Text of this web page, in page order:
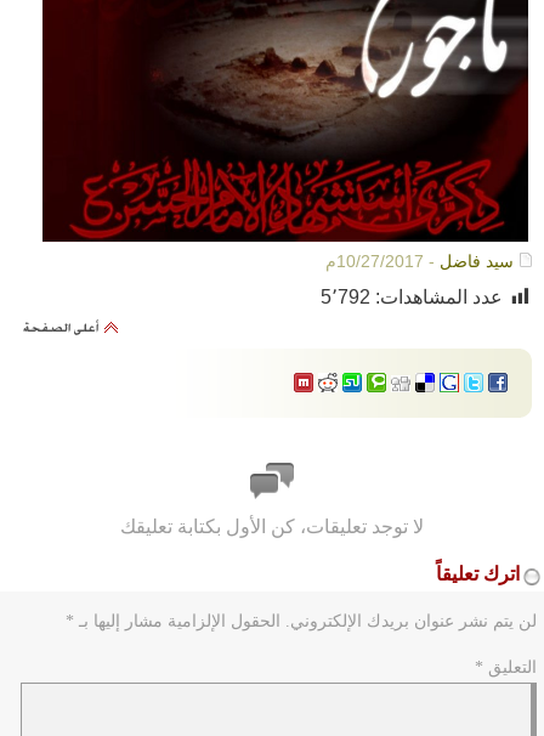
سيد فاضل - 10/27/2017م
عدد المشاهدات: 5٬792
لا توجد تعليقات، كن الأول بكتابة تعليقك
اترك تعليقاً
لن يتم نشر عنوان بريدك الإلكتروني. الحقول الإلزامية مشار إليها بـ *
التعليق *